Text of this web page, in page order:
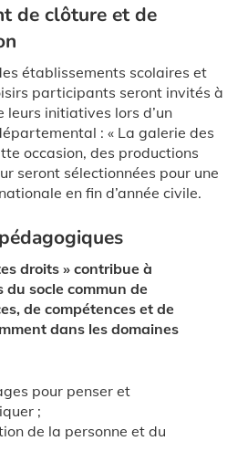
de clôture et de
établissements scolaires et
participants seront invités à
leurs initiatives lors d’un
: « La galerie des
occasion, des productions
seront sélectionnées pour une
en fin d’année civile.
droits » contribue à
du socle commun de
de compétences et de
dans les domaines
pour penser et
;
de la personne et du